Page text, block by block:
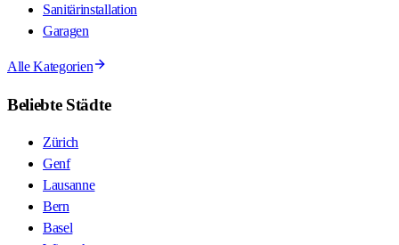
Sanitärinstallation
Garagen
Alle Kategorien
Beliebte Städte
Zürich
Genf
Lausanne
Bern
Basel